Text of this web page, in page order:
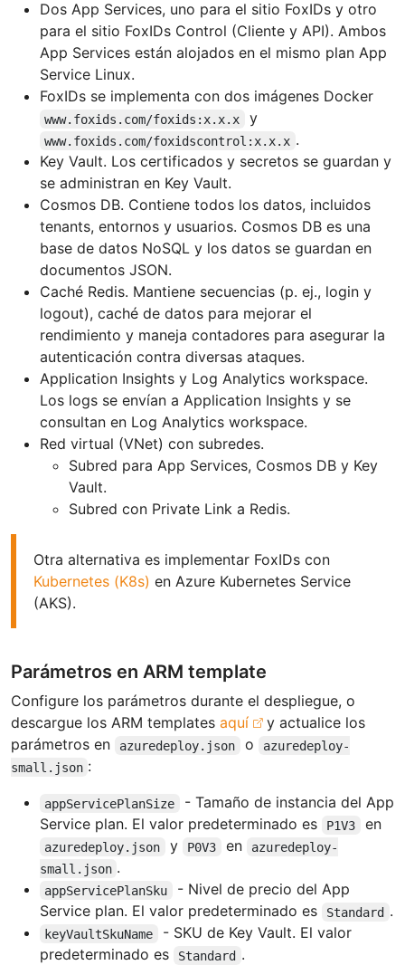
Dos App Services, uno para el sitio FoxIDs y otro
para el sitio FoxIDs Control (Cliente y API). Ambos
App Services están alojados en el mismo plan App
Service Linux.
FoxIDs se implementa con dos imágenes Docker
www.foxids.com/foxids:x.x.x y
www.foxids.com/foxidscontrol:x.x.x .
Key Vault. Los certificados y secretos se guardan y
se administran en Key Vault.
Cosmos DB. Contiene todos los datos, incluidos
tenants, entornos y usuarios. Cosmos DB es una
base de datos NoSQL y los datos se guardan en
documentos JSON.
Caché Redis. Mantiene secuencias (p. ej., login y
logout), caché de datos para mejorar el
rendimiento y maneja contadores para asegurar la
autenticación contra diversas ataques.
Application Insights y Log Analytics workspace.
Los logs se envían a Application Insights y se
consultan en Log Analytics workspace.
Red virtual (VNet) con subredes.
Subred para App Services, Cosmos DB y Key
Vault.
Subred con Private Link a Redis.
Otra alternativa es implementar FoxIDs con
Kubernetes (K8s) en Azure Kubernetes Service
(AKS).
Parámetros en ARM template
Configure los parámetros durante el despliegue, o
descargue los ARM templates aquí
y actualice los
parámetros en
azuredeploy.json o
azuredeploy-
small.json :
appServicePlanSize
- Tamaño de instancia del App
Service plan. El valor predeterminado es
P1V3 en
azuredeploy.json y P0V3 en
azuredeploy-
small.json .
appServicePlanSku
- Nivel de precio del App
Service plan. El valor predeterminado es
Standard .
keyVaultSkuName
- SKU de Key Vault. El valor
predeterminado es
Standard .